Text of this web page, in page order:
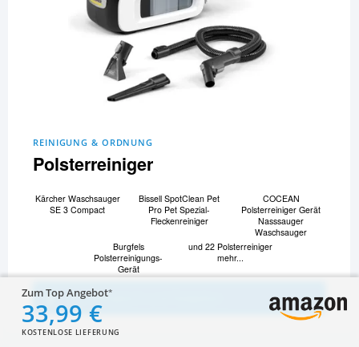
Zum Top Angebot
33,99 €
KOSTENLOSE LIEFERUNG
REINIGUNG & ORDNUNG
Polsterreiniger
Kärcher Waschsauger
SE 3 Compact
Bissell SpotClean Pet
Pro Pet Spezial-
Fleckenreiniger
COCEAN
Polsterreiniger Gerät
Nasssauger
Waschsauger
Burgfels
Polsterreinigungs-
Gerät
und 22 Polsterreiniger
mehr...
Zum Vergleich und Ratgeber